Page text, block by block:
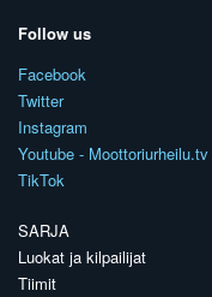
Follow us
Facebook
Twitter
Instagram
Youtube - Moottoriurheilu.tv
TikTok
SARJA
Luokat ja kilpailijat
Tiimit